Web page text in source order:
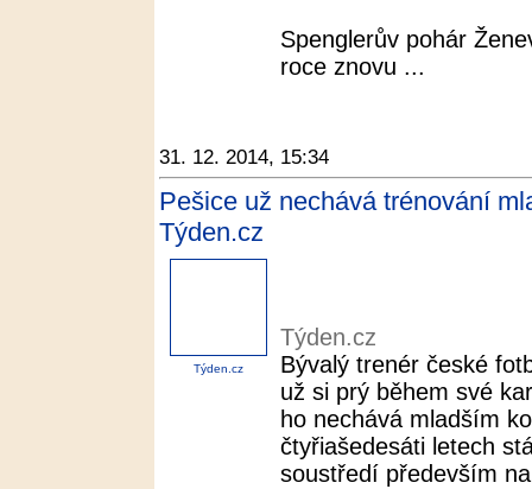
Spenglerův pohár
roce znovu ...
31. 12. 2014, 15:34
Pešice už nechává trénování
Týden.cz
Týden.cz
Týden.cz
Bývalý trenér české
už si prý během své
ho nechává mladším
čtyřiašedesáti letech
soustředí především